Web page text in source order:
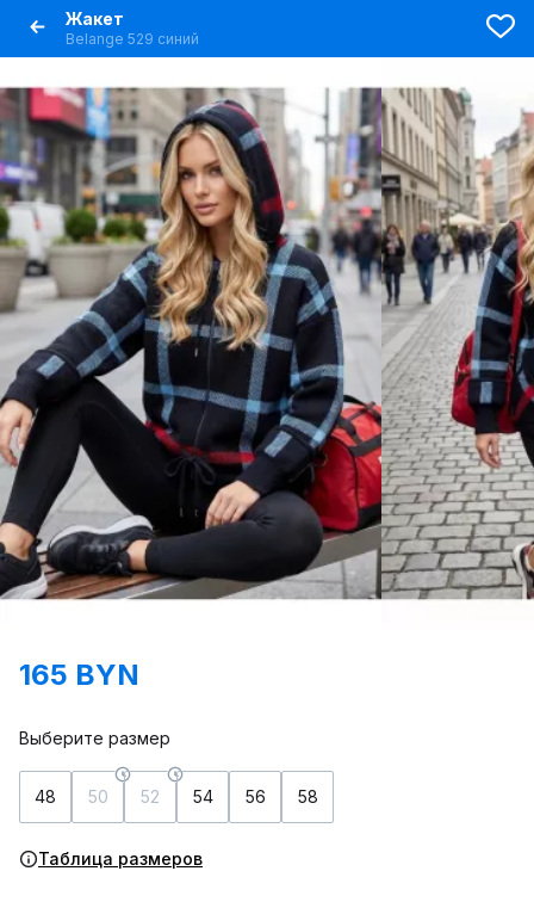
Жакет
Belange 529 синий
165 BYN
Выберите размер
48 50 52 54 56 58
Таблица размеров